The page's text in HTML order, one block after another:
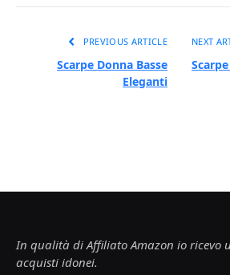
PREVIOUS ARTICLE
Scarpe Donna Basse
Eleganti
NEXT
In qualità di Affiliato Amazon io ricevo
acquisti idonei.